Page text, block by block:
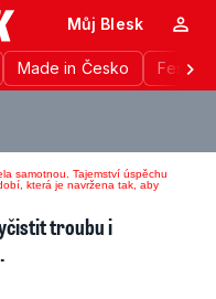
Made in Česko
Můj Blesk
troubu i